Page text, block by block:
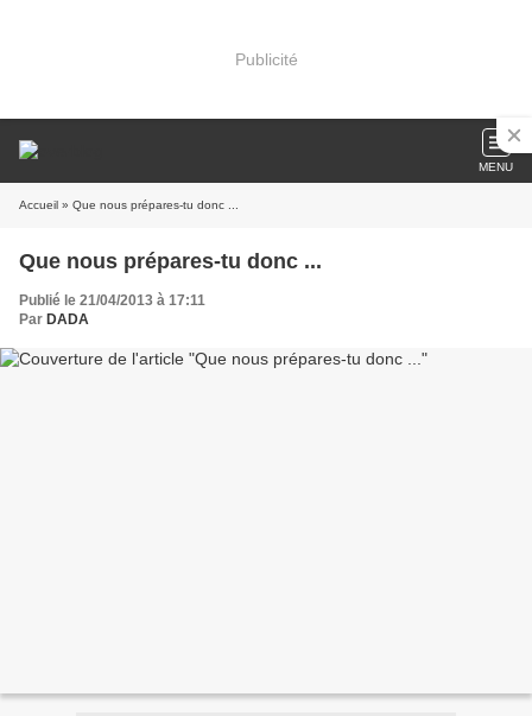
Publicité
MENU
Accueil » Que nous prépares-tu donc ...
Que nous prépares-tu donc ...
Publié le 21/04/2013 à 17:11
Par DADA